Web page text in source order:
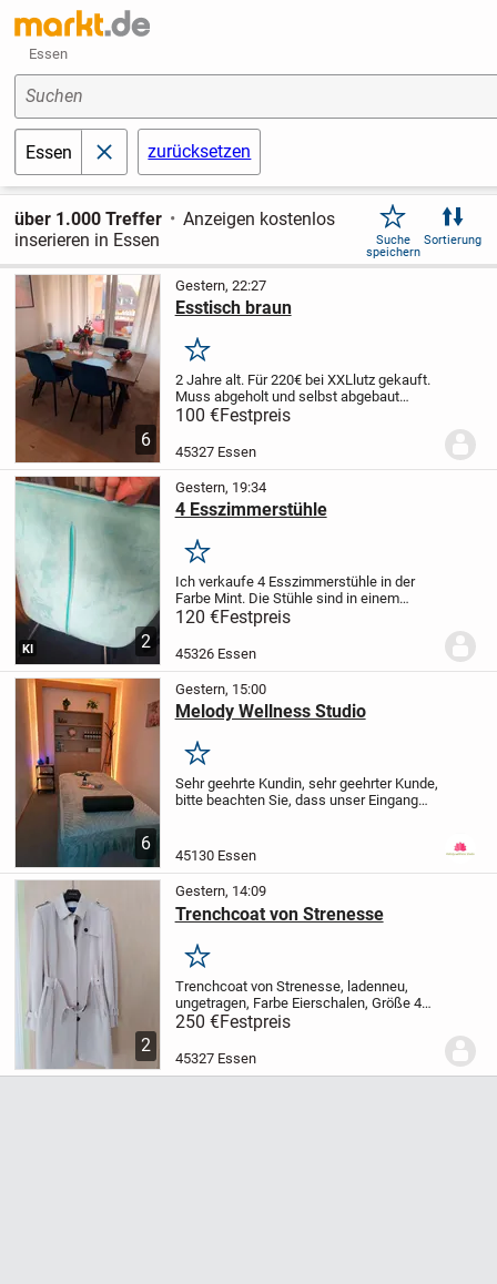
Essen
Suchen
Essen schließenzurücksetzen
über 1.000 Treffer
Anzeigen kostenlos
inserieren in Essen
Suche
speichern
Sortierung
6
Gestern, 22:27
Esstisch braun
Merken
2 Jahre alt. Für 220€ bei XXLlutz gekauft.
Muss abgeholt und selbst abgebaut
werden.Maße kann man auf dem Bild
100 €Festpreis
45327 Essen
2
KI
Gestern, 19:34
4 Esszimmerstühle
Merken
Ich verkaufe 4 Esszimmerstühle in der
Farbe Mint. Die Stühle sind in einem
tafelosen Zustand,leider sind sie zu groß
für unser Esszimmer.
120 €Festpreis
45326 Essen
6
Gestern, 15:00
Melody Wellness Studio
Merken
Sehr geehrte Kundin, sehr geehrter Kunde,
bitte beachten Sie, dass unser Eingang
Bushaltestelle(Bushaltestelle Essen
45130 Essen
2
Gestern, 14:09
Trenchcoat von Strenesse
Merken
Trenchcoat von Strenesse, ladenneu,
ungetragen, Farbe Eierschalen, Größe 44,
250,00 Euro zur Selbstabholung,
Ladenpreis war 549,00 Euro
250 €Festpreis
45327 Essen